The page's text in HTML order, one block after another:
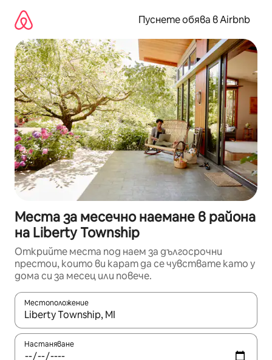
съдържанието
Пуснете обява в Airbnb
Места за месечно наемане в района
на Liberty Township
Открийте места под наем за дългосрочни
престои, които ви карат да се чувствате като у
дома си за месец или повече.
Местоположение
Когато резултатите се покажат, използвайте
Настаняване